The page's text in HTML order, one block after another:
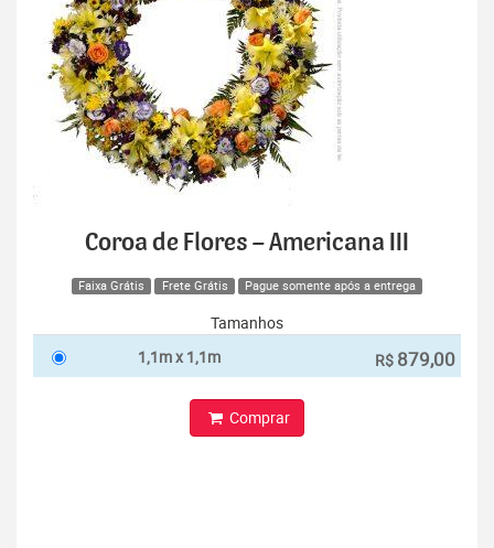
Coroa de Flores – Americana III
Faixa Grátis Frete Grátis Pague somente após a entrega
Tamanhos
1,1m x 1,1m
R$ 879,00
Comprar